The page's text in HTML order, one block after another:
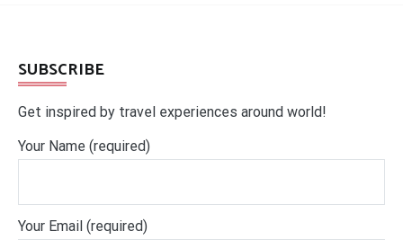
SUBSCRIBE
Get inspired by travel experiences around world!
Your Name (required)
Your Email (required)